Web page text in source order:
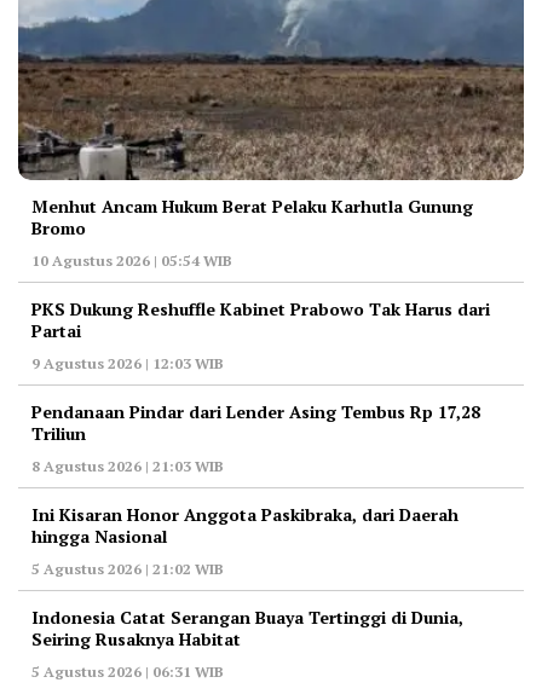
Menhut Ancam Hukum Berat Pelaku Karhutla Gunung
Bromo
10 Agustus 2026 | 05:54 WIB
PKS Dukung Reshuffle Kabinet Prabowo Tak Harus dari
Partai
9 Agustus 2026 | 12:03 WIB
Pendanaan Pindar dari Lender Asing Tembus Rp 17,28
Triliun
8 Agustus 2026 | 21:03 WIB
Ini Kisaran Honor Anggota Paskibraka, dari Daerah
hingga Nasional
5 Agustus 2026 | 21:02 WIB
Indonesia Catat Serangan Buaya Tertinggi di Dunia,
Seiring Rusaknya Habitat
5 Agustus 2026 | 06:31 WIB